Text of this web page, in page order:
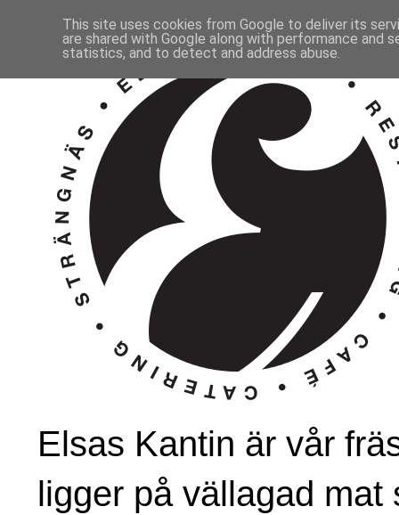
Elsas Kantin är vår
ligger på vällagad
This site uses cookies from Google to deliver its
are shared with Google along with performance and
statistics, and to detect and address abuse.